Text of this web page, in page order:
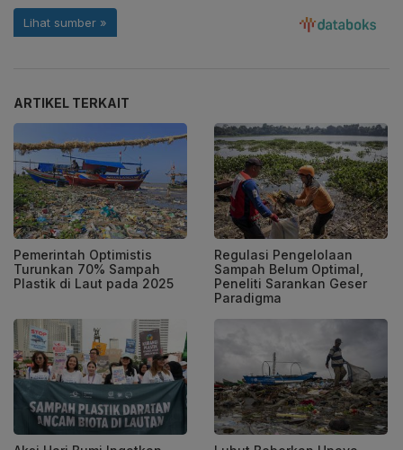
ARTIKEL TERKAIT
Pemerintah Optimistis
Turunkan 70% Sampah
Plastik di Laut pada 2025
Regulasi Pengelolaan
Sampah Belum Optimal,
Peneliti Sarankan Geser
Paradigma